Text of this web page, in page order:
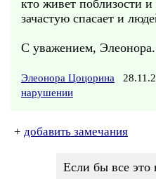
кто живет поблизости и
зачастую спасает и
С уважением, Элеонора.
Элеонора Цоцорина
нарушении
+ добавить замечания
Если бы все это